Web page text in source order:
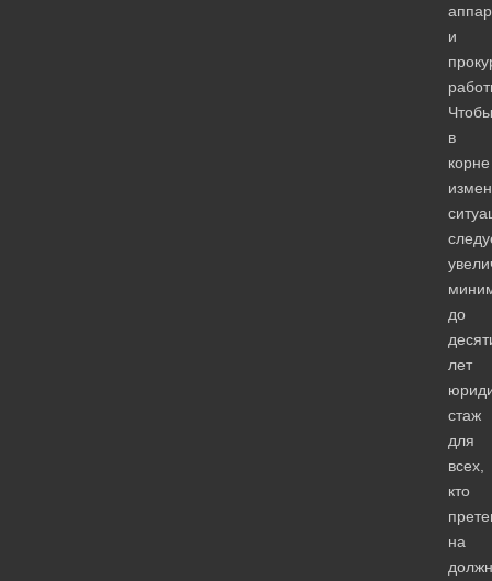
и
Чтобы
в
корне
до
лет
стаж
для
всех,
кто
на